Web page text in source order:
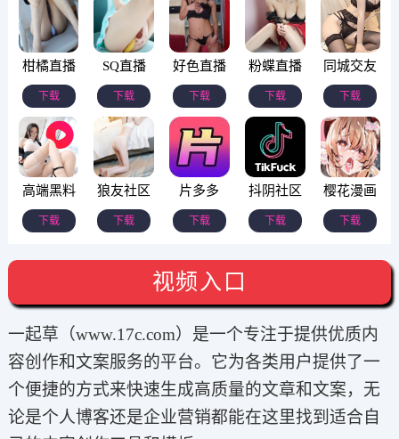
柑橘直播
下载
SQ直播
下载
好色直播
下载
粉蝶直播
下载
同城交友
下载
高端黑料
下载
狼友社区
下载
片多多
下载
抖阴社区
下载
樱花漫画
下载
视频入口
一起草（www.17c.com）是一个专注于提供优质内
容创作和文案服务的平台。它为各类用户提供了一
个便捷的方式来快速生成高质量的文章和文案，无
论是个人博客还是企业营销都能在这里找到适合自